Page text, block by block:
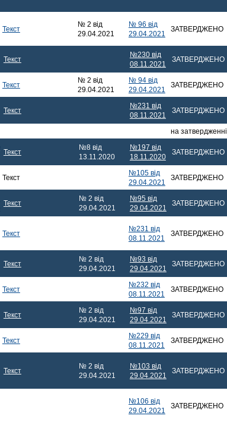
Текст
№ 2 від
29.04.2021
№ 96 від
29.04.2021
ЗАТВЕРДЖЕНО
Текст
№230 від
08.11.2021
ЗАТВЕРДЖЕНО
Текст
№ 2 від
29.04.2021
№ 94 від
29.04.2021
ЗАТВЕРДЖЕНО
Текст
№231 від
08.11.2021
ЗАТВЕРДЖЕНО
на затвердженні
Текст
№8 від
13.11.2020
№197 від
18.11.2020
ЗАТВЕРДЖЕНО
Текст
№105 від
29.04.2021
ЗАТВЕРДЖЕНО
Текст
№ 2 від
29.04.2021
№95 від
29.04.2021
ЗАТВЕРДЖЕНО
Текст
№231 від
08.11.2021
ЗАТВЕРДЖЕНО
Текст
№ 2 від
29.04.2021
№93 від
29.04.2021
ЗАТВЕРДЖЕНО
Текст
№232 від
08.11.2021
ЗАТВЕРДЖЕНО
Текст
№ 2 від
29.04.2021
№97 від
29.04.2021
ЗАТВЕРДЖЕНО
Текст
№229 від
08.11.2021
ЗАТВЕРДЖЕНО
Текст
№ 2 від
29.04.2021
№103 від
29.04.2021
ЗАТВЕРДЖЕНО
№106 від
29.04.2021
ЗАТВЕРДЖЕНО